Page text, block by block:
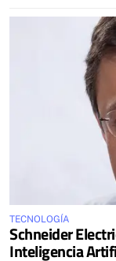
TECNOLOGÍA
Schneider
Inteligencia